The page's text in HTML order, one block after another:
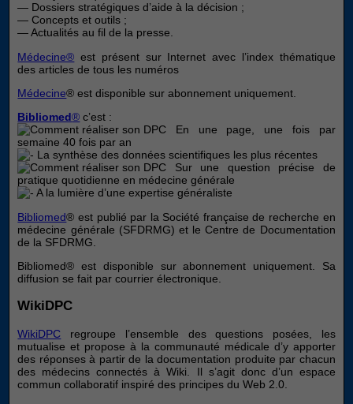
— Dossiers stratégiques d’aide à la décision ;
— Concepts et outils ;
— Actualités au fil de la presse.
Médecine® est présent sur Internet avec l’index thématique
des articles de tous les numéros
Médecine® est disponible sur abonnement uniquement.
Bibliomed® c’est :
En une page, une fois par
semaine 40 fois par an
La synthèse des données scientifiques les plus récentes
Sur une question précise de
pratique quotidienne en médecine générale
A la lumière d’une expertise généraliste
Bibliomed® est publié par la Société française de recherche en
médecine générale (SFDRMG) et le Centre de Documentation
de la SFDRMG.
Bibliomed® est disponible sur abonnement uniquement. Sa
diffusion se fait par courrier électronique.
WikiDPC
WikiDPC regroupe l’ensemble des questions posées, les
mutualise et propose à la communauté médicale d’y apporter
des réponses à partir de la documentation produite par chacun
des médecins connectés à Wiki. Il s’agit donc d’un espace
commun collaboratif inspiré des principes du Web 2.0.